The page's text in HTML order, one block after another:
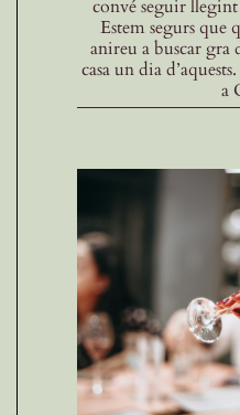
convé seguir
Estem segurs que
anireu a buscar
casa un dia
a